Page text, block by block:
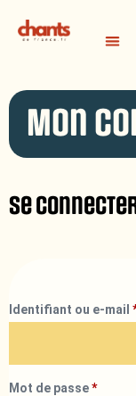
Mon
Se
Identifiant ou e-mail
Mot de passe*